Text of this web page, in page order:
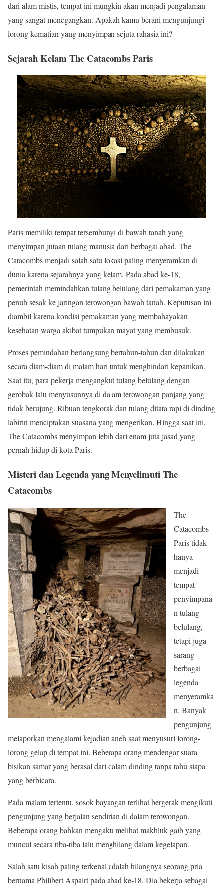
dari alam mistis, tempat ini mungkin akan menjadi pengalaman
yang sangat menegangkan. Apakah kamu berani mengunjungi
lorong kematian yang menyimpan sejuta rahasia ini?
Sejarah Kelam The Catacombs Paris
Paris memiliki tempat tersembunyi di bawah tanah yang
menyimpan jutaan tulang manusia dari berbagai abad. The
Catacombs menjadi salah satu lokasi paling menyeramkan di
dunia karena sejarahnya yang kelam. Pada abad ke-18,
pemerintah memindahkan tulang belulang dari pemakaman yang
penuh sesak ke jaringan terowongan bawah tanah. Keputusan ini
diambil karena kondisi pemakaman yang membahayakan
kesehatan warga akibat tumpukan mayat yang membusuk.
Proses pemindahan berlangsung bertahun-tahun dan dilakukan
secara diam-diam di malam hari untuk menghindari kepanikan.
Saat itu, para pekerja mengangkut tulang belulang dengan
gerobak lalu menyusunnya di dalam terowongan panjang yang
tidak berujung. Ribuan tengkorak dan tulang ditata rapi di dinding
labirin menciptakan suasana yang mengerikan. Hingga saat ini,
The Catacombs menyimpan lebih dari enam juta jasad yang
pernah hidup di kota Paris.
Misteri dan Legenda yang Menyelimuti The
Catacombs
The
Catacombs
Paris tidak
hanya
menjadi
tempat
penyimpana
n tulang
belulang,
tetapi juga
sarang
berbagai
legenda
menyeramka
n. Banyak
pengunjung
melaporkan mengalami kejadian aneh saat menyusuri lorong-
lorong gelap di tempat ini. Beberapa orang mendengar suara
bisikan samar yang berasal dari dalam dinding tanpa tahu siapa
yang berbicara.
Pada malam tertentu, sosok bayangan terlihat bergerak mengikuti
pengunjung yang berjalan sendirian di dalam terowongan.
Beberapa orang bahkan mengaku melihat makhluk gaib yang
muncul secara tiba-tiba lalu menghilang dalam kegelapan.
Salah satu kisah paling terkenal adalah hilangnya seorang pria
bernama Philibert Aspairt pada abad ke-18. Dia bekerja sebagai